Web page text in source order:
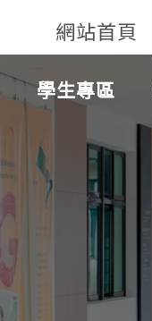
網站首頁
學生專區